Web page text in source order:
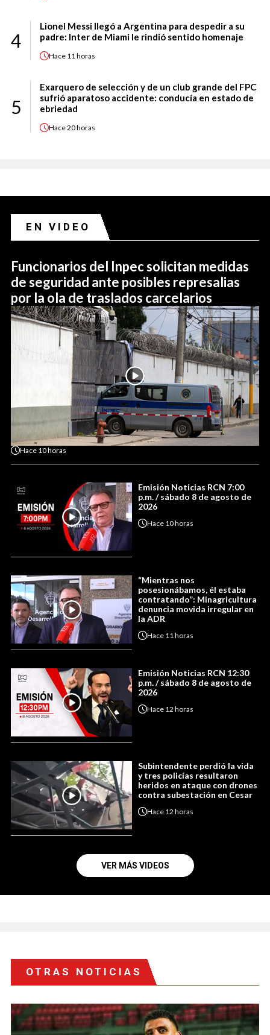
4
Lionel Messi llegó a Argentina para despedir a su
padre: Inter de Miami le rindió sentido homenaje
Hace 11 horas
5
Exarquero de selección y de un club grande del FPC
sufrió aparatoso accidente: conducía en estado de
ebriedad
Hace20 horas
EN VIDEO
Funcionarios del Inpec solicitan medidas
de seguridad ante posibles represalias
por la ola de traslados carcelarios
Hace 10 horas
Emisión Noticias RCN 7:00
p.m. / sábado 8 de agosto de
2026
Hace 10 horas
“Mientras nos
posesionábamos, él estaba
contratando”: Minagricultura
denuncia movida irregular en
la ADR
Hace 11 horas
Emisión Noticias RCN 12:30
p.m. / sábado 8 de agosto de
2026
Hace 12 horas
Subintendente perdió la vida
y tres policías resultaron
heridos en ataque con drones
contra subestación en Cesar
Hace 12 horas
VER MÁS VIDEOS
OTRAS NOTICIAS